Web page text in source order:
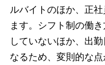
ルバイトのほか、正
ます。シフト制の働
していないほか、出
なるため、変則的な点